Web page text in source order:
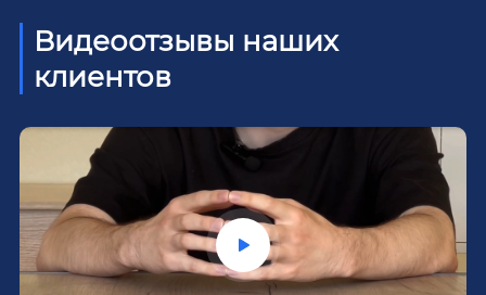
Видеоотзывы наших
клиентов